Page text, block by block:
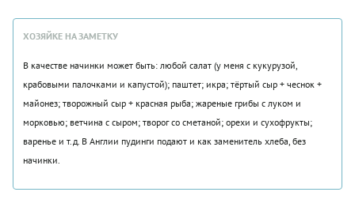
ХОЗЯЙКЕ НА ЗАМЕТКУ
В качестве начинки может быть: любой салат (у меня с кукурузой,
крабовыми палочками и капустой); паштет; икра; тёртый сыр + чеснок +
майонез; творожный сыр + красная рыба; жареные грибы с луком и
морковью; ветчина с сыром; творог со сметаной; орехи и сухофрукты;
варенье и т.д. В Англии пудинги подают и как заменитель хлеба, без
начинки.